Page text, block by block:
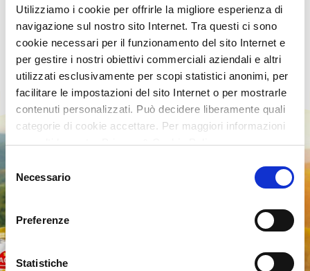
Utilizziamo i cookie per offrirle la migliore esperienza di
navigazione sul nostro sito Internet. Tra questi ci sono
cookie necessari per il funzionamento del sito Internet e
per gestire i nostri obiettivi commerciali aziendali e altri
utilizzati esclusivamente per scopi statistici anonimi, per
facilitare le impostazioni del sito Internet o per mostrarle
contenuti personalizzati. Può decidere liberamente quali
categorie di cookie accettare. Per maggiori informazioni
consulti la nostra Privacy & Cookie Policy
delNecessario
Preferenze
Statistiche
favour of a circular economy and respect for the environment.